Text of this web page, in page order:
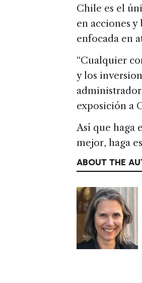
Chile es el
en acciones
enfocada en
“Cualquier
y los
exposición a
Así que haga
mejor, haga
ABOUT THE